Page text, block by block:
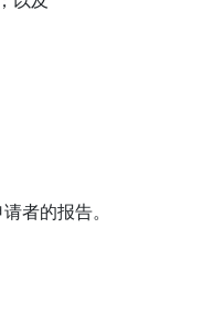
者的报告。